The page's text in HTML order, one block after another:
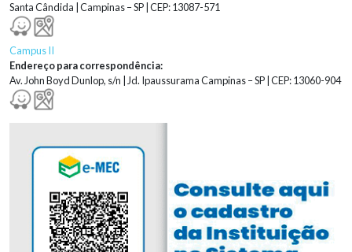
Santa Cândida | Campinas – SP | CEP: 13087-571
Campus II
Endereço para correspondência:
Av. John Boyd Dunlop, s/n | Jd. Ipaussurama Campinas – SP | CEP: 13060-904